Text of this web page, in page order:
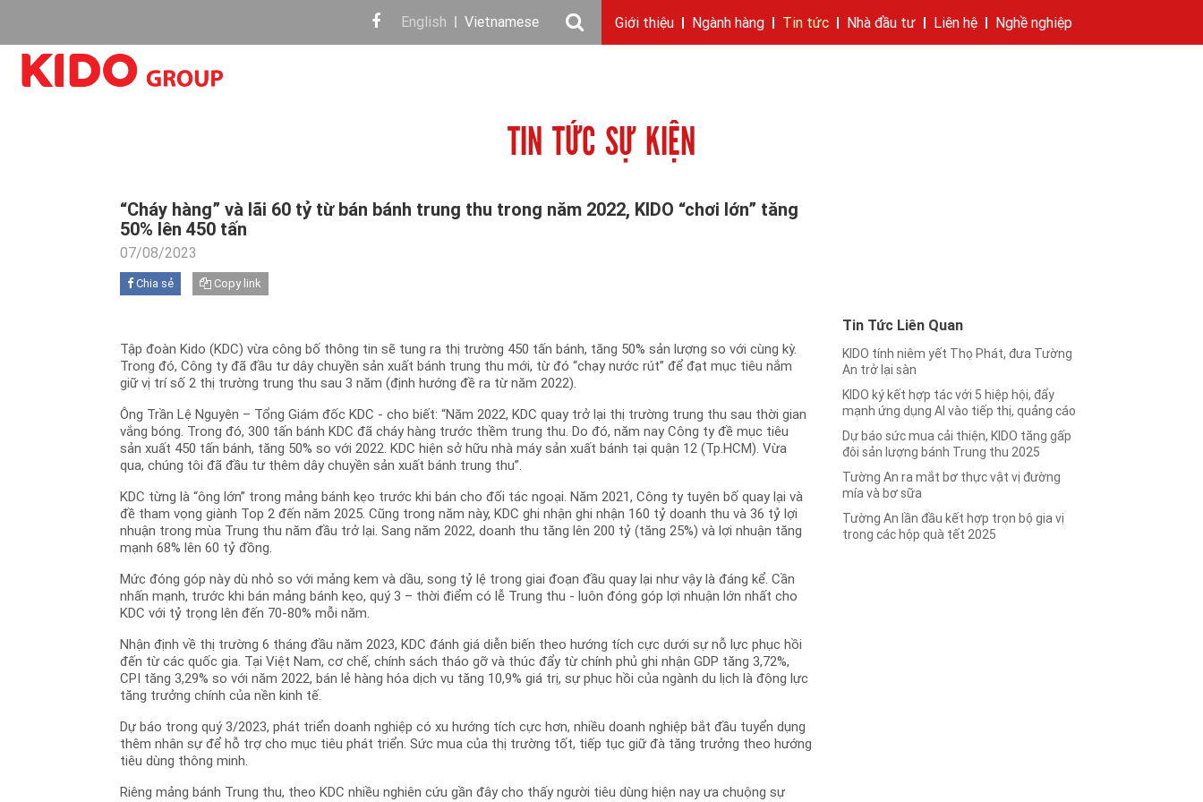
English Vietnamese Giới thiệu Ngành hàng Tin tức Nhà đầu tư Liên hệ Nghề nghiệp
TIN TỨC SỰ KIỆN
“Cháy hàng” và lãi 60 tỷ từ bán bánh trung thu trong năm 2022, KIDO “chơi lớn” tăng
50% lên 450 tấn
07/08/2023
Chia sẻ Copy link
Tập đoàn Kido (KDC) vừa công bố thông tin sẽ tung ra thị trường 450 tấn bánh, tăng 50% sản lượng so với cùng kỳ.
Trong đó, Công ty đã đầu tư dây chuyền sản xuất bánh trung thu mới, từ đó “chạy nước rút” để đạt mục tiêu nắm
giữ vị trí số 2 thị trường trung thu sau 3 năm (định hướng đề ra từ năm 2022).
Ông Trần Lệ Nguyên – Tổng Giám đốc KDC - cho biết: “Năm 2022, KDC quay trở lại thị trường trung thu sau thời gian
vắng bóng. Trong đó, 300 tấn bánh KDC đã cháy hàng trước thềm trung thu. Do đó, năm nay Công ty đề mục tiêu
sản xuất 450 tấn bánh, tăng 50% so với 2022. KDC hiện sở hữu nhà máy sản xuất bánh tại quận 12 (Tp.HCM). Vừa
qua, chúng tôi đã đầu tư thêm dây chuyền sản xuất bánh trung thu”.
KDC từng là “ông lớn” trong mảng bánh kẹo trước khi bán cho đối tác ngoại. Năm 2021, Công ty tuyên bố quay lại và
đề tham vọng giành Top 2 đến năm 2025. Cũng trong năm này, KDC ghi nhận ghi nhận 160 tỷ doanh thu và 36 tỷ lợi
nhuận trong mùa Trung thu năm đầu trở lại. Sang năm 2022, doanh thu tăng lên 200 tỷ (tăng 25%) và lợi nhuận tăng
mạnh 68% lên 60 tỷ đồng.
Mức đóng góp này dù nhỏ so với mảng kem và dầu, song tỷ lệ trong giai đoạn đầu quay lại như vậy là đáng kể. Cần
nhấn mạnh, trước khi bán mảng bánh kẹo, quý 3 – thời điểm có lễ Trung thu - luôn đóng góp lợi nhuận lớn nhất cho
KDC với tỷ trọng lên đến 70-80% mỗi năm.
Nhận định về thị trường 6 tháng đầu năm 2023, KDC đánh giá diễn biến theo hướng tích cực dưới sự nỗ lực phục hồi
đến từ các quốc gia. Tại Việt Nam, cơ chế, chính sách tháo gỡ và thúc đẩy từ chính phủ ghi nhận GDP tăng 3,72%,
CPI tăng 3,29% so với năm 2022, bán lẻ hàng hóa dịch vụ tăng 10,9% giá trị, sự phục hồi của ngành du lịch là động lực
tăng trưởng chính của nền kinh tế.
Dự báo trong quý 3/2023, phát triển doanh nghiệp có xu hướng tích cực hơn, nhiều doanh nghiệp bắt đầu tuyển dụng
thêm nhân sự để hỗ trợ cho mục tiêu phát triển. Sức mua của thị trường tốt, tiếp tục giữ đà tăng trưởng theo hướng
tiêu dùng thông minh.
Riêng mảng bánh Trung thu, theo KDC nhiều nghiên cứu gần đây cho thấy người tiêu dùng hiện nay ưa chuộng sự
Tin Tức Liên Quan
KIDO tính niêm yết Thọ Phát, đưa Tường
An trở lại sàn
KIDO ký kết hợp tác với 5 hiệp hội, đẩy
mạnh ứng dụng AI vào tiếp thị, quảng cáo
Dự báo sức mua cải thiện, KIDO tăng gấp
đôi sản lượng bánh Trung thu 2025
Tường An ra mắt bơ thực vật vị đường
mía và bơ sữa
Tường An lần đầu kết hợp trọn bộ gia vị
trong các hộp quà tết 2025